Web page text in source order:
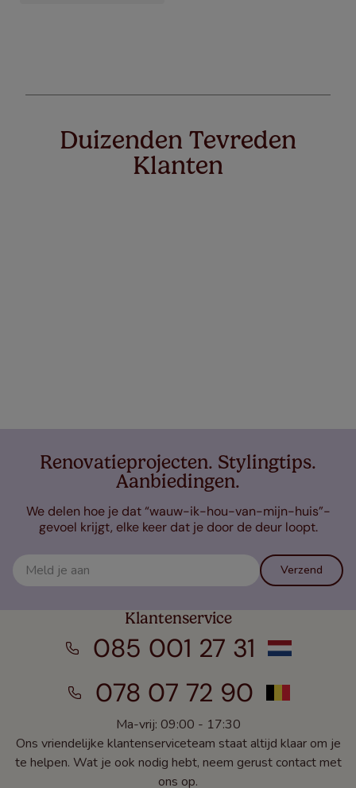
Duizenden Tevreden
Klanten
Renovatieprojecten. Stylingtips.
Aanbiedingen.
We delen hoe je dat “wauw-ik-hou-van-mijn-huis”-
gevoel krijgt, elke keer dat je door de deur loopt.
Verzend
Klantenservice
085 001 27 31
078 07 72 90
Ma-vrij: 09:00 - 17:30
Ons vriendelijke klantenserviceteam staat altijd klaar om je
te helpen. Wat je ook nodig hebt, neem gerust contact met
ons op.